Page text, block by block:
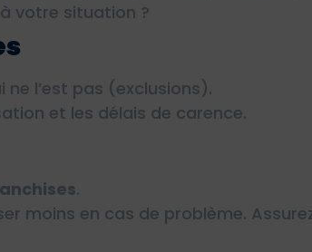
votre situation ?
l’est pas (exclusions).
et les délais de carence.
.
moins en cas de problème.